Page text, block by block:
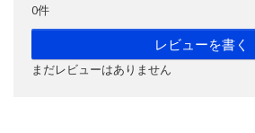
0件
レビューを書く
まだレビューはありません